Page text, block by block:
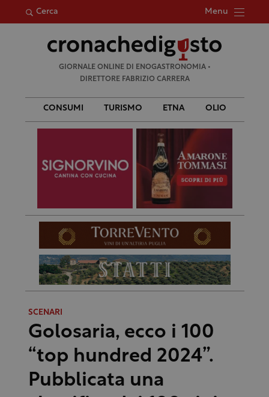
Cerca Menu
per:
GIORNALE ONLINE DI ENOGASTRONOMIA •
DIRETTORE FABRIZIO CARRERA
CONSUMI TURISMO ETNA OLIO
SCENARI
Golosaria, ecco i 100
“top hundred 2024”.
Pubblicata una